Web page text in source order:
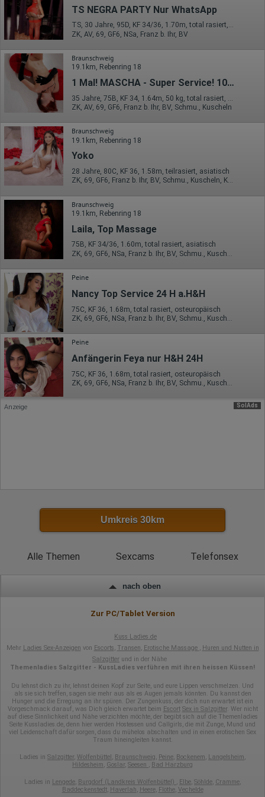
Herkunft (Land und Stadt)
Sprache
Betriebssystem
Browser und alle verwendeten Add-ons
Auflösung des Computers
Besucherquelle (Facebook, Suchmaschine oder
verweisende Webseite)
Welche Dateien wurden heruntergeladen?
Welche Videos angeschaut?
Wurden Werbebanner angeklickt?
Wohin ging der Besucher? Klickte er auf weitere Seiten des
Portals oder hat er sie komplett verlassen?
Wie lange blieb der Besucher?
Ort der Verarbeitung:
Europäische Union & USA
Hotjar
Wir nutzen Hotjar als Webanalysedient. Es wird verwendet, um
Daten über das Benutzerverhalten zu sammeln. Hotjar kann
auch im Rahmen von Umfragen und Feedbackfunktionen, die
auf unserer Website eingebunden sind, von Ihnen bereitgestellte
Informationen verarbeiten.
Herausgeber:
Hotjar Limited, Malta
Erhobene Daten:
Datum und Uhrzeit des Besuchs
Gerätetyp
Geografischer Standort
IP-Adresse
Mausbewegungen
Besuchte Seiten
Referrer URL
Bildschirmauflösung
Eindeutige Gerätekennung
Sprachinformationen
Browser-Typ
TS NEGRA PARTY Nur WhatsApp
TS, 30 Jahre, 95D, KF 34/36, 1.70m, total rasiert, exotisch
ZK, AV, 69, GF6, NSa, Franz b. Ihr, BV
Braunschweig
19.1km, Rebenring 18
1 Mal! MASCHA - Super Service! 100% Original
ZK, AV, 69, GF6, Franz b. Ihr, BV, Schmu., Kuscheln
Braunschweig
19.1km, Rebenring 18
Yoko
28 Jahre, 80C, KF 36, 1.58m, teilrasiert, asiatisch
ZK, 69, GF6, Franz b. Ihr, BV, Schmu., Kuscheln, Körperküs.
Braunschweig
19.1km, Rebenring 18
Laila, Top Massage
75B, KF 34/36, 1.60m, total rasiert, asiatisch
Peine
Nancy Top Service 24 H a.H&H
75C, KF 36, 1.68m, total rasiert, osteuropäisch
ZK, 69, GF6, NSa, Franz b. Ihr, BV, Schmu., Kuscheln
Peine
Anfängerin Feya nur H&H 24H
75C, KF 36, 1.68m, total rasiert, osteuropäisch
ZK, 69, GF6, NSa, Franz b. Ihr, BV, Schmu., Kuscheln
SolAds
Anzeige
Umkreis 30km
Alle Themen Sexcams Telefonsex
nach oben
Zur PC/Tablet Version
Kuss Ladies.de
Mehr Ladies Sex-Anzeigen von Escorts, Transen, Erotische Massage , Huren und Nutten in
Salzgitter und in der Nähe
Themenladies Salzgitter - KussLadies verführen mit ihren heissen Küssen!
Du lehnst dich zu ihr, lehnst deinen Kopf zur Seite, und eure Lippen verschmelzen. Und
als sie sich treffen, sagen sie mehr aus als es Augen jemals könnten. Du kannst den
Hunger und die Erregung an ihr spüren. Der Zungenkuss, der dich nun erwartet ist ein
Vorgeschmack darauf, was Dich gleich erwartet beim Escort Sex in Salzgitter. Wer nicht
auf diese Sinnlichkeit und Nähe verzichten möchte, der begibt sich auf die Themenladies
Seite Kussladies.de, denn hier werden Hostessen und Callgirls, die mit Zunge, Mund und
viel Leidenschaft dafür sorgen, dass du mühelos abschalten und in einen erotischen Sex
Traum hineingleiten kannst.
Ladies in Salzgitter, Wolfenbüttel, Braunschweig, Peine, Bockenem, Langelsheim,
Hildesheim, Goslar, Seesen , Bad Harzburg
Ladies in Lengede, Burgdorf (Landkreis Wolfenbüttel) , Elbe, Söhlde, Cramme,
Baddeckenstedt, Haverlah, Heere, Flöthe, Vechelde